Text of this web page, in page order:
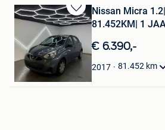
Bewaren
in
Mijn
Favorieten
Nissan Micra
81.452KM| 1
€ 6.390,-
2017 81.452 km
DD Motors BV
Brugge